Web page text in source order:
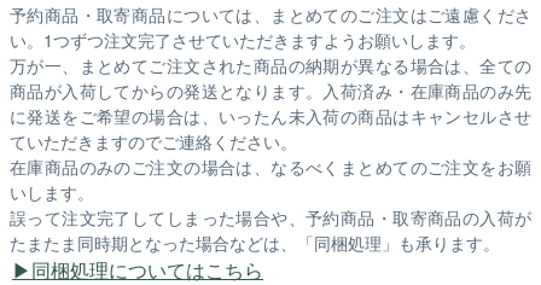
予約商品・取寄商品については、まとめてのご注文はご遠慮くださ
い。1つずつ注文完了させていただきますようお願いします。
万が一、まとめてご注文された商品の納期が異なる場合は、全ての
商品が入荷してからの発送となります。入荷済み・在庫商品のみ先
に発送をご希望の場合は、いったん未入荷の商品はキャンセルさせ
ていただきますのでご連絡ください。
在庫商品のみのご注文の場合は、なるべくまとめてのご注文をお願
いします。
誤って注文完了してしまった場合や、予約商品・取寄商品の入荷が
たまたま同時期となった場合などは、「同梱処理」も承ります。
同梱処理についてはこちら